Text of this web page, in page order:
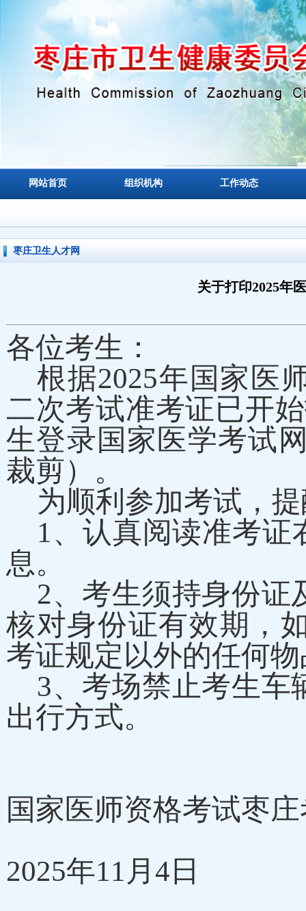
网站首页 组织机构 工作动态
枣庄卫生人才网
关于打印2025年
各位考生：
根据2025年国家医
二次考试准考证已开始
生登录国家医学考试
裁剪）。
为顺利参加考试，
1、认真阅读准考证
息。
2、考生须持身份证
核对身份证有效期，
考证规定以外的任何
3、考场禁止考生车
出行方式。
国家医师资格考试枣
2025年11 月 4日